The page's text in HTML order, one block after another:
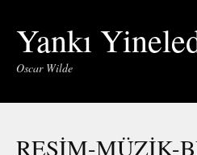
Yankı
Oscar Wilde
RESİM-MÜZİK-